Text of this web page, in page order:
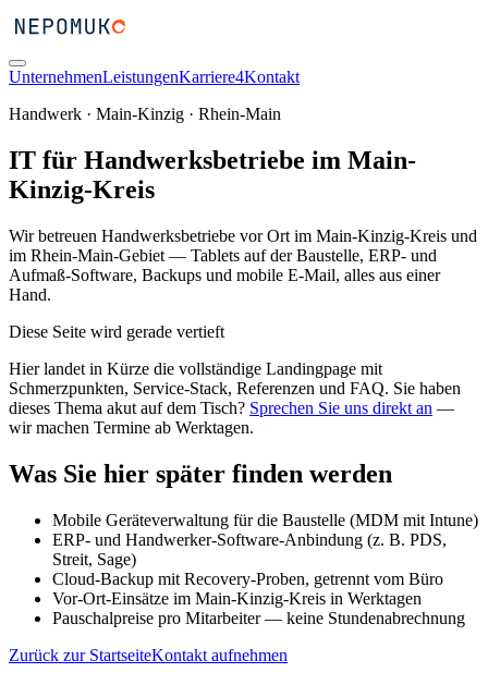
UnternehmenLeistungenKarriere4Kontakt
Handwerk · Main-Kinzig · Rhein-Main
IT für Handwerksbetriebe im Main-
Kinzig-Kreis
Wir betreuen Handwerksbetriebe vor Ort im Main-Kinzig-Kreis und
im Rhein-Main-Gebiet — Tablets auf der Baustelle, ERP- und
Aufmaß-Software, Backups und mobile E-Mail, alles aus einer
Hand.
Diese Seite wird gerade vertieft
Hier landet in Kürze die vollständige Landingpage mit
Schmerzpunkten, Service-Stack, Referenzen und FAQ. Sie haben
dieses Thema akut auf dem Tisch? Sprechen Sie uns direkt an —
wir machen Termine ab Werktagen.
Was Sie hier später finden werden
Mobile Geräteverwaltung für die Baustelle (MDM mit Intune)
ERP- und Handwerker-Software-Anbindung (z. B. PDS,
Streit, Sage)
Cloud-Backup mit Recovery-Proben, getrennt vom Büro
Vor-Ort-Einsätze im Main-Kinzig-Kreis in Werktagen
Pauschalpreise pro Mitarbeiter — keine Stundenabrechnung
Zurück zur StartseiteKontakt aufnehmen